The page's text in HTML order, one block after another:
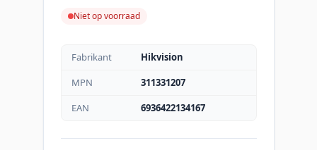
Niet op voorraad
Fabrikant
Hikvision
MPN
311331207
EAN
6936422134167